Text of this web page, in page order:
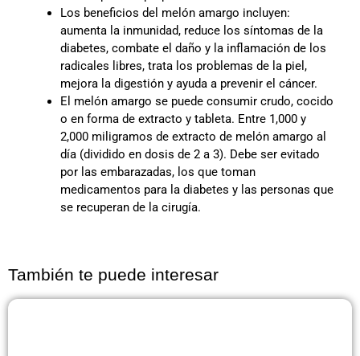
Los beneficios del melón amargo incluyen:
aumenta la inmunidad, reduce los síntomas de la
diabetes, combate el daño y la inflamación de los
radicales libres, trata los problemas de la piel,
mejora la digestión y ayuda a prevenir el cáncer.
El melón amargo se puede consumir crudo, cocido
o en forma de extracto y tableta. Entre 1,000 y
2,000 miligramos de extracto de melón amargo al
día (dividido en dosis de 2 a 3). Debe ser evitado
por las embarazadas, los que toman
medicamentos para la diabetes y las personas que
se recuperan de la cirugía.
También te puede interesar